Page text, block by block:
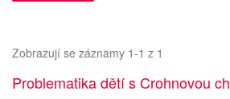
Zobrazují se záznamy 1-1 z 1
Problematika dětí s Crohnovou